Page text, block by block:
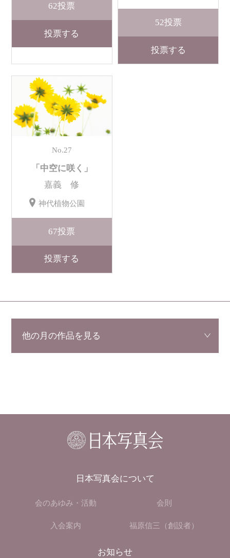
62投票
投票する
52投票
投票する
No.27
「中空に咲く」
嘉義 修
神代植物公園
67投票
投票する
日本写真会について
会のあゆみ・活動 会則
入会案内 福原信三（創設者）
お知らせ